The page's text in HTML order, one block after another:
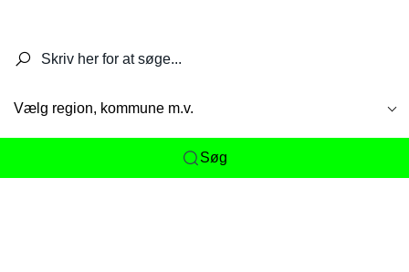
Vælg region, kommune m.v.
Søg